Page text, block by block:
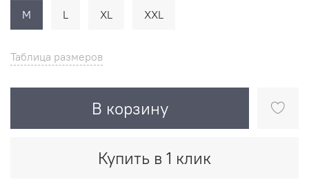
Таблица размеров
В корзину
Купить в 1 клик
M L XL XXL